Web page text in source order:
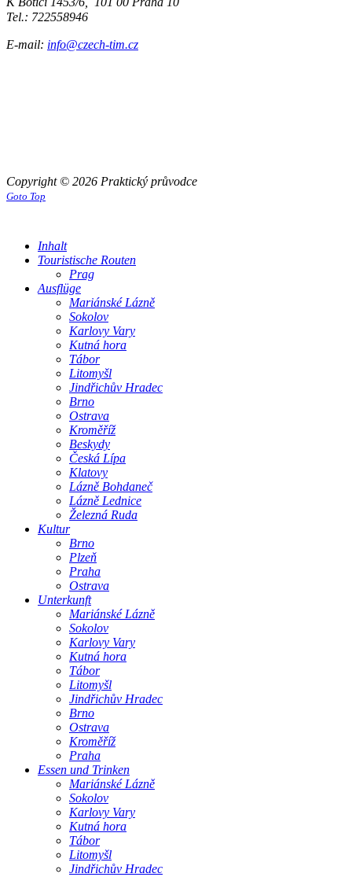
Tel.: 722558946
E-mail: info@czech-tim.cz
Copyright © 2026 Praktický průvodce
Goto Top
Inhalt
Touristische Routen
Prag
Ausflüge
Mariánské Lázně
Sokolov
Karlovy Vary
Kutná hora
Tábor
Litomyšl
Jindřichův Hradec
Brno
Ostrava
Kroměříž
Beskydy
Česká Lípa
Klatovy
Lázně Bohdaneč
Lázně Lednice
Železná Ruda
Kultur
Brno
Plzeň
Praha
Ostrava
Unterkunft
Mariánské Lázně
Sokolov
Karlovy Vary
Kutná hora
Tábor
Litomyšl
Jindřichův Hradec
Brno
Ostrava
Kroměříž
Praha
Essen und Trinken
Mariánské Lázně
Sokolov
Karlovy Vary
Kutná hora
Tábor
Litomyšl
Jindřichův Hradec